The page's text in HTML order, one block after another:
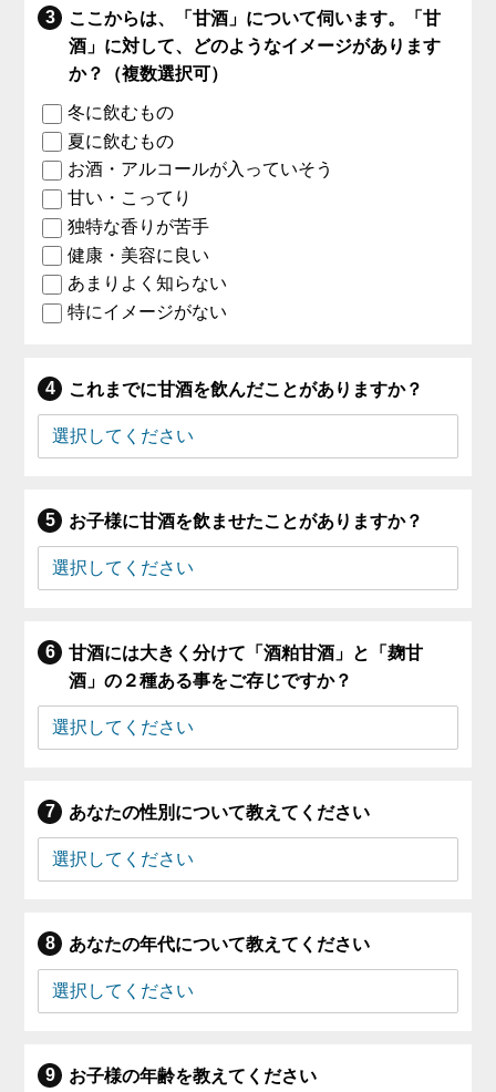
ここからは、「甘酒」について伺います。「甘
酒」に対して、どのようなイメージがあります
か？（複数選択可）
冬に飲むもの
夏に飲むもの
お酒・アルコールが入っていそう
甘い・こってり
独特な香りが苦手
健康・美容に良い
あまりよく知らない
特にイメージがない
これまでに甘酒を飲んだことがありますか？
お子様に甘酒を飲ませたことがありますか？
甘酒には大きく分けて「酒粕甘酒」と「麹甘
酒」の２種ある事をご存じですか？
あなたの性別について教えてください
あなたの年代について教えてください
お子様の年齢を教えてください